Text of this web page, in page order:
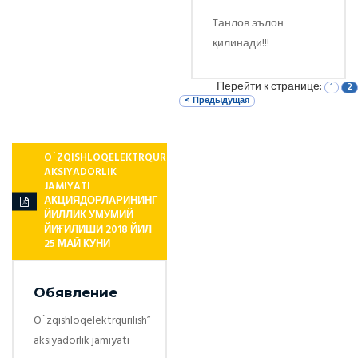
Tанлов эълон
қилинади!!!
O`ZQISHLOQELEKTRQURILISH”
AKSIYADORLIK
JAMIYATI
АКЦИЯДОРЛАРИНИНГ
ЙИЛЛИК УМУМИЙ
ЙИҒИЛИШИ 2018 ЙИЛ
25 МАЙ КУНИ
Обявление
O`zqishloqelektrqurilish”
aksiyadorlik jamiyati
Перейти к странице:
< Предыдущая
1 2